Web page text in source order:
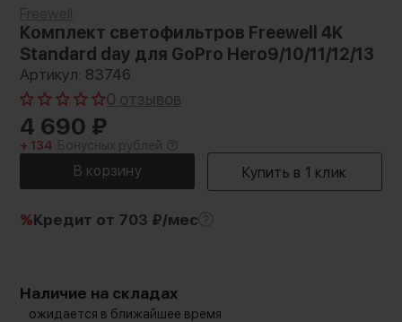
Комплект светофильтров Freewell 4K
Standard day для GoPro Hero9/10/11/12/13
Артикул: 83746
0 отзывов
4 690 ₽
+ 134 Бонусных рублей
%Кредит от 703 ₽/мес
Наличие на складах
ожидается в ближайшее время